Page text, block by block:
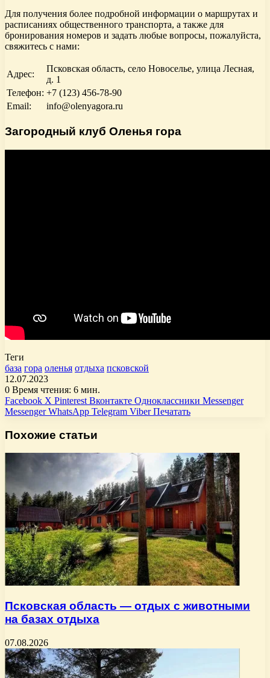
Для получения более подробной информации о маршрутах и
расписаниях общественного транспорта, а также для
бронирования номеров и задать любые вопросы, пожалуйста,
свяжитесь с нами:
Адрес:
Псковская область, село Новоселье, улица Лесная,
д. 1
Телефон: +7 (123) 456-78-90
Email:
info@olenyagora.ru
Загородный клуб Оленья гора
Теги
база гора оленья отдыха псковской
12.07.2023
0 Время чтения: 6 мин.
Facebook X Pinterest Вконтакте Одноклассники Messenger
Messenger WhatsApp Telegram Viber Печатать
Похожие статьи
Псковская область — отдых с животными
на базах отдыха
07.08.2026